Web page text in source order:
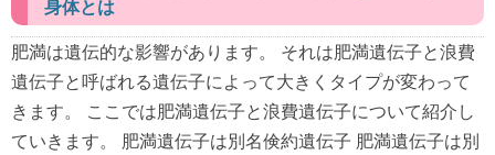
身体とは
肥満は遺伝的な影響があります。 それは肥満遺伝子と浪費
遺伝子と呼ばれる遺伝子によって大きくタイプが変わって
きます。 ここでは肥満遺伝子と浪費遺伝子について紹介し
ていきます。 肥満遺伝子は別名倹約遺伝子 肥満遺伝子は別